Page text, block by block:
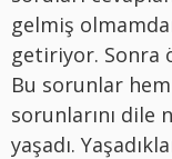
gelmiş
getiriyor. Sonra
Bu sorunlar
sorunlarını dile
yaşadı.